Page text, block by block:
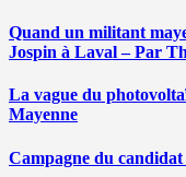
Quand un militant
Jospin à Laval – Par
La vague du
Mayenne
Campagne du